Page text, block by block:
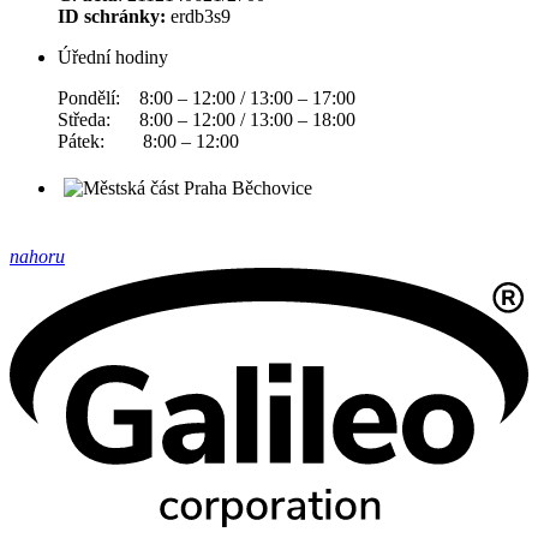
ID schránky: erdb3s9
Úřední hodiny
Pondělí: 8:00 – 12:00 / 13:00 – 17:00
Středa: 8:00 – 12:00 / 13:00 – 18:00
Pátek: 8:00 – 12:00
nahoru